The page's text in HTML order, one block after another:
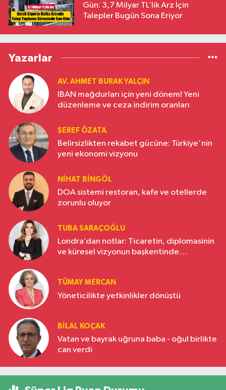
Gün: 3,7 Milyar TL’lik Arz İçin
Talepler Bugün Sona Eriyor
Yazarlar
AV. AHMET BURAK YALÇIN
IBAN mağdurları için yeni dönem! Yeni
düzenleme ve ceza indirim oranları
ŞEREF ÖZATA
Belirsizlikten rekabet gücüne: Türkiye'nin
yeni ekonomi vizyonu
NIHAT BINGÖL
DOA sistemi restoran, kafe ve otellerde
zorunlu oluyor
TUBA SARAÇOĞLU
Londra’dan notlar: Ticaretin, diplomasinin
ve küresel vizyonun başkentinde
TÜMAY MERCAN
Yöneticilikte yetkinlikler dönüştü
BILAL KOÇAK
Vatan ve bayrak uğruna baba - oğul birlikte
can verdi